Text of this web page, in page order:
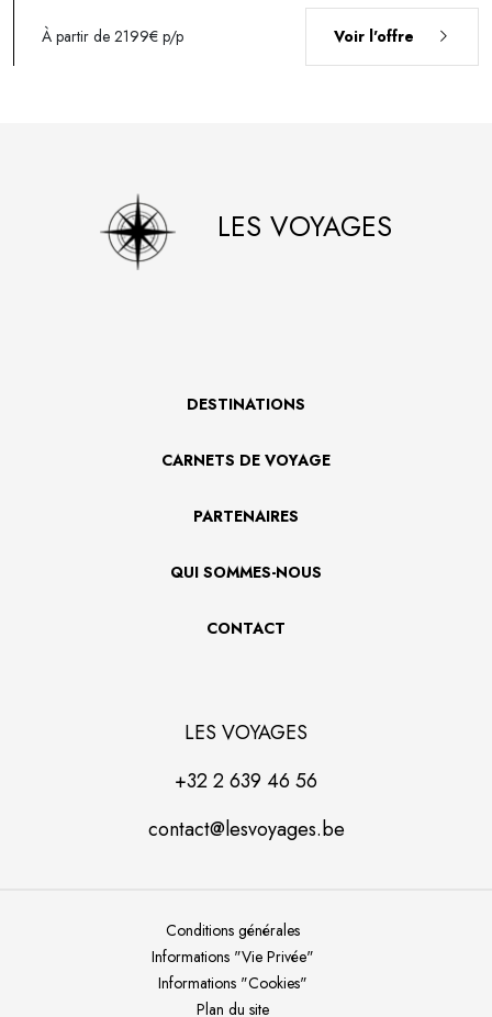
À partir de 2199€ p/p Voir l'offre
LES VOYAGES
DESTINATIONS
CARNETS DE VOYAGE
PARTENAIRES
QUI SOMMES-NOUS
CONTACT
LES VOYAGES
+32 2 639 46 56
contact@lesvoyages.be
Conditions générales
Informations "Vie Privée"
Informations "Cookies"
Plan du site